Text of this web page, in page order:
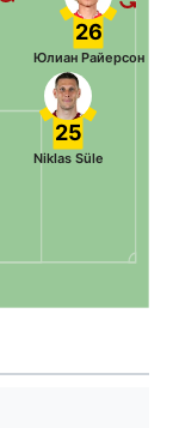
25
Niklas Süle
26
Юлиан Райерсон